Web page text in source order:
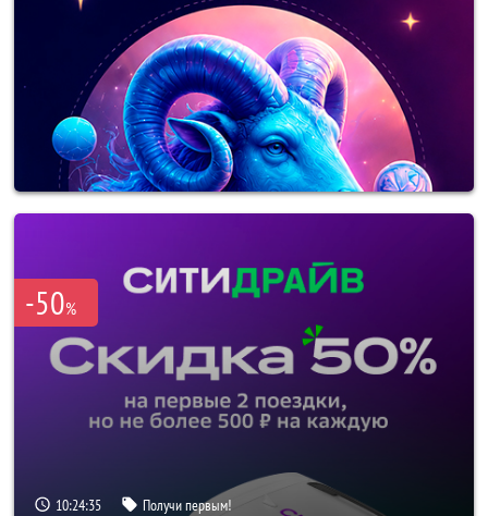
-50%
10:24:34 Получи первым!